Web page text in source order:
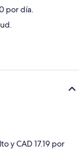
por día.
y CAD 17.19 por